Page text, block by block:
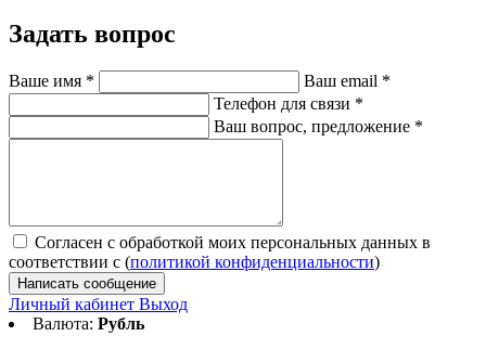
Задать вопрос
Ваше имя * Ваш email *
Телефон для связи *
Ваш вопрос, предложение *
Согласен с обработкой моих персональных данных в
соответствии с (политикой конфиденциальности)
Написать сообщение
Личный кабинет Выход
Валюта: Рубль